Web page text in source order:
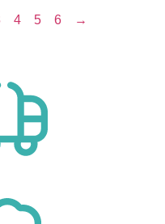
4 5 6 →